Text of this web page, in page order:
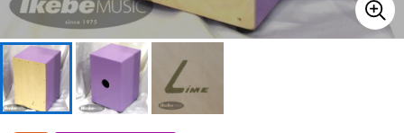
DJ機器 DTM
DTM オンライン納品